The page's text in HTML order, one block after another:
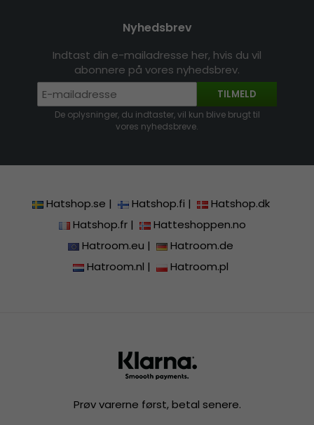
Nyhedsbrev
Indtast din e-mailadresse her, hvis du vil
abonnere på vores nyhedsbrev.
TILMELD
De oplysninger, du indtaster, vil kun blive brugt til
vores nyhedsbreve.
Hatshop.se | Hatshop.fi |
Hatshop.dk
Hatshop.fr|
Hatteshoppen.no
Hatroom.eu |
Hatroom.de
Hatroom.nl | Hatroom.pl
Prøv varerne først, betal senere.